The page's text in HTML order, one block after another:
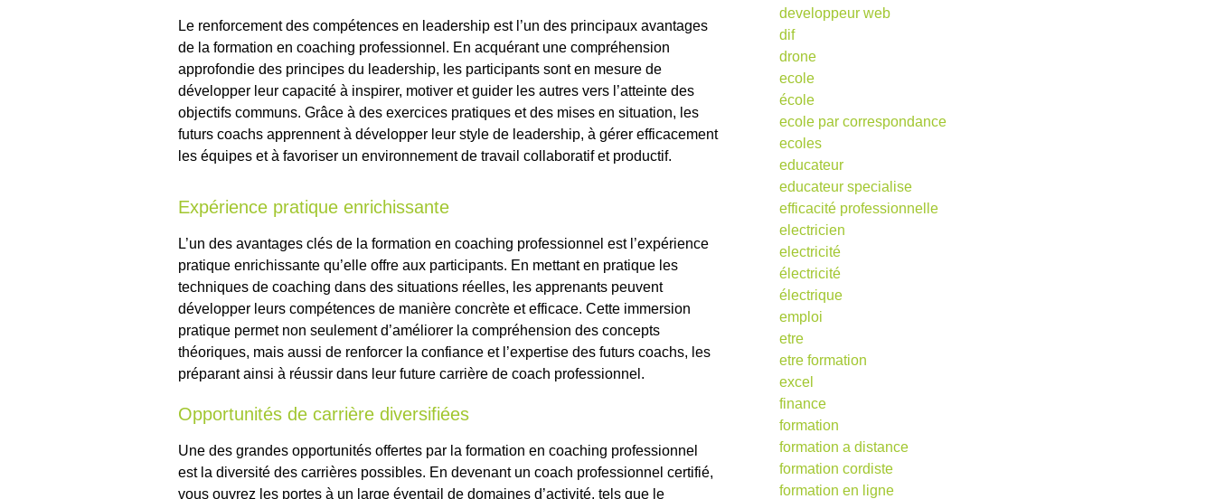
Le renforcement des compétences en leadership est l’un des principaux avantages
de la formation en coaching professionnel. En acquérant une compréhension
approfondie des principes du leadership, les participants sont en mesure de
développer leur capacité à inspirer, motiver et guider les autres vers l’atteinte des
objectifs communs. Grâce à des exercices pratiques et des mises en situation, les
futurs coachs apprennent à développer leur style de leadership, à gérer efficacement
les équipes et à favoriser un environnement de travail collaboratif et productif.
Expérience pratique enrichissante
L’un des avantages clés de la formation en coaching professionnel est l’expérience
pratique enrichissante qu’elle offre aux participants. En mettant en pratique les
techniques de coaching dans des situations réelles, les apprenants peuvent
développer leurs compétences de manière concrète et efficace. Cette immersion
pratique permet non seulement d’améliorer la compréhension des concepts
théoriques, mais aussi de renforcer la confiance et l’expertise des futurs coachs, les
préparant ainsi à réussir dans leur future carrière de coach professionnel.
Opportunités de carrière diversifiées
Une des grandes opportunités offertes par la formation en coaching professionnel
est la diversité des carrières possibles. En devenant un coach professionnel certifié,
vous ouvrez les portes à un large éventail de domaines d’activité, tels que le
developpeur web
dif
drone
ecole
école
ecole par correspondance
ecoles
educateur
educateur specialise
efficacité professionnelle
electricien
electricité
électricité
électrique
emploi
etre
etre formation
excel
finance
formation
formation a distance
formation cordiste
formation en ligne